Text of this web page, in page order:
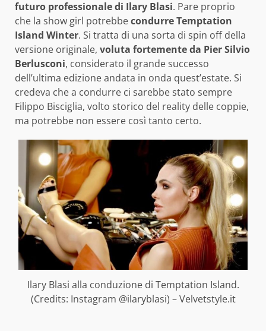
futuro professionale di Ilary Blasi. Pare proprio
che la show girl potrebbecondurre Temptation
Island Winter. Si tratta di una sorta di spin off della
versione originale, voluta fortemente da Pier Silvio
Berlusconi, considerato il grande successo
dell’ultima edizione andata in onda quest’estate. Si
credeva che a condurre ci sarebbe stato sempre
Filippo Bisciglia, volto storico del reality delle coppie,
ma potrebbe non essere così tanto certo.
Ilary Blasi alla conduzione di Temptation Island.
(Credits: Instagram @ilaryblasi) – Velvetstyle.it